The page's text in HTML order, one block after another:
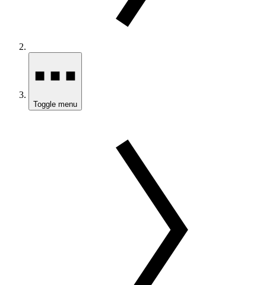
Toggle menu